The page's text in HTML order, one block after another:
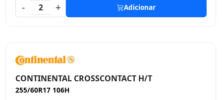
-
2 + Adicionar
CONTINENTAL CROSSCONTACT H/T
255/60R17 106H